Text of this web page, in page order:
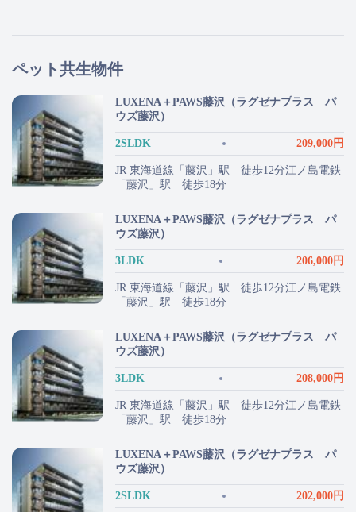
ペット共生物件
LUXENA＋PAWS藤沢（ラグゼナプラス パ
ウズ藤沢）
2SLDK 209,000円
JR 東海道線「藤沢」駅 徒歩12分江ノ島電鉄
「藤沢」駅 徒歩18分
LUXENA＋PAWS藤沢（ラグゼナプラス パ
ウズ藤沢）
3LDK 206,000円
JR 東海道線「藤沢」駅 徒歩12分江ノ島電鉄
「藤沢」駅 徒歩18分
LUXENA＋PAWS藤沢（ラグゼナプラス パ
ウズ藤沢）
3LDK 208,000円
JR 東海道線「藤沢」駅 徒歩12分江ノ島電鉄
「藤沢」駅 徒歩18分
LUXENA＋PAWS藤沢（ラグゼナプラス パ
ウズ藤沢）
2SLDK 202,000円